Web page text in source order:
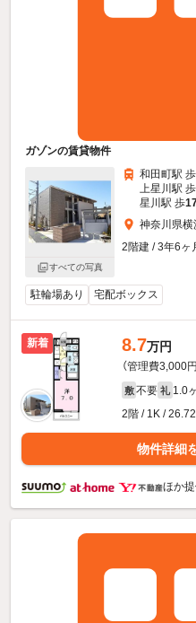
ガゾンの賃貸物件
すべての写真
和田町駅 歩
上星川駅 歩
星川駅 歩
神奈川県横
2階建 / 3年6ヶ
駐輪場あり 宅配ボックス
新着 8.7万円
（管理費3,000円
敷 不要 礼 1.0
2階 / 1K /
物件詳細
ほか